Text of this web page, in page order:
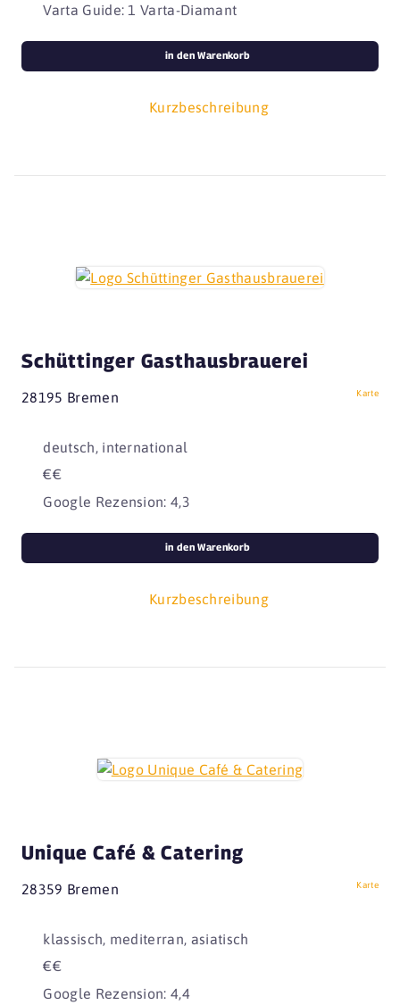
Varta Guide: 1 Varta-Diamant
Kurzbeschreibung
in den Warenkorb
Schüttinger Gasthausbrauerei
28195 Bremen Karte
deutsch, international
€€
Google Rezension: 4,3
Kurzbeschreibung
in den Warenkorb
Unique Café & Catering
28359 Bremen Karte
klassisch, mediterran, asiatisch
€€
Google Rezension: 4,4